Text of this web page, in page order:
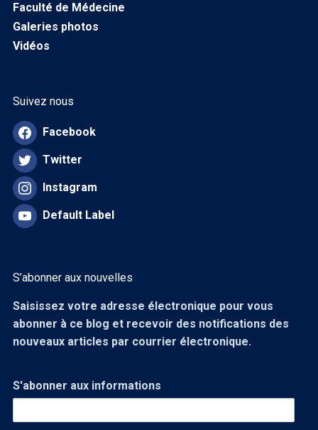
Faculté de Médecine
Galeries photos
Vidéos
Suivez nous
Facebook
Twitter
Instagram
Default Label
S’abonner aux nouvelles
Saisissez votre adresse électronique pour vous
abonner à ce blog et recevoir des notifications des
nouveaux articles par courrier électronique.
S'abonner aux informations